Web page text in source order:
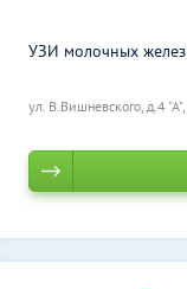
ул. В.Вишневского, д.4 "А",
УЗИ молочных желез